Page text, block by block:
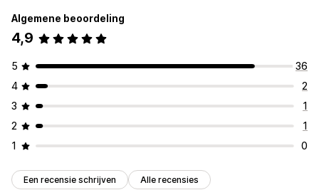
Algemene beoordeling
4,9
5
36
4
2
3
1
2
1
1
0
Een recensie schrijven Alle recensies